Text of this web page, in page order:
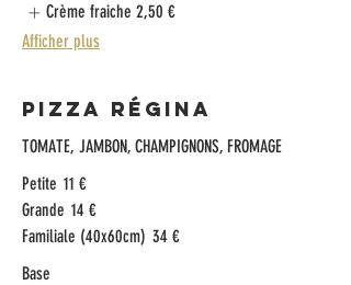
Crème fraiche 2,50 €
Afficher plus
Pizza Régina
TOMATE, JAMBON, CHAMPIGNONS, FROMAGE
Petite 11 €
Grande 14 €
Familiale (40x60cm) 34 €
Base